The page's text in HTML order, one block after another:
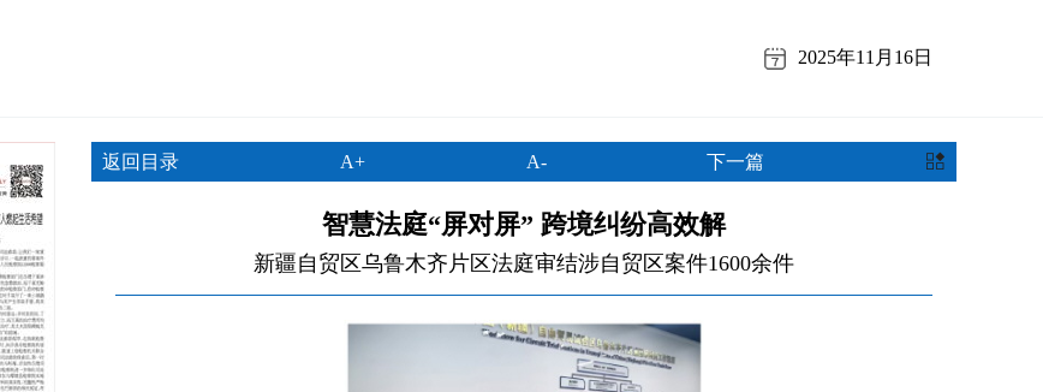
2025年11月16日
返回目录 A+ A- 下一篇
智慧法庭“屏对屏” 跨境纠纷高效解
新疆自贸区乌鲁木齐片区法庭审结涉自贸区案件1600余件